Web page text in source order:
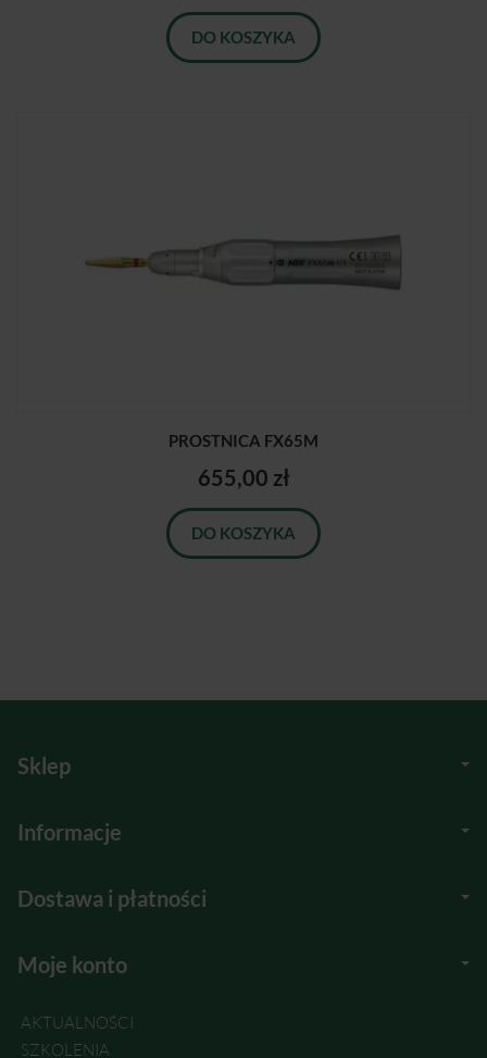
DO KOSZYKA
PROSTNICA FX65M
655,00 zł
DO KOSZYKA
Sklep
Informacje
Dostawa i płatności
Moje konto
AKTUALNOŚCI
SZKOLENIA